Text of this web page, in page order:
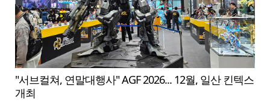
"서브컬쳐, 연말대행사" AGF 2026... 12월, 일산 킨텍스
개최